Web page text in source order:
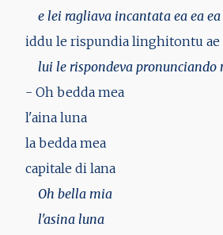
e lei ragliava incantata ea ea ea
iddu le rispundia linghitontu ae
lui le rispondeva pronunciando
- Oh bedda mea
l'aina luna
la bedda mea
capitale di lana
Oh bella mia
l'asina luna